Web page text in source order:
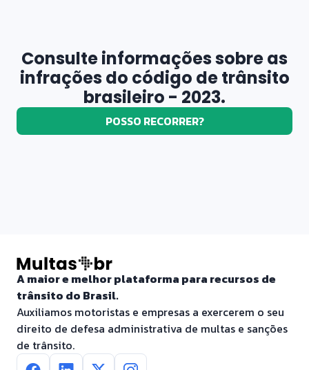
Consulte informações sobre as
infrações do código de trânsito
brasileiro - 2023.
POSSO RECORRER?
A maior e melhor plataforma para recursos de
trânsito do Brasil.
Auxiliamos motoristas e empresas a exercerem o seu
direito de defesa administrativa de multas e sanções
de trânsito.